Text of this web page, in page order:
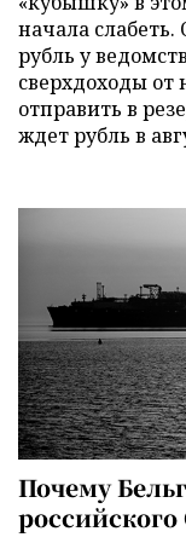
начала слабеть.
рубль у
сверхдоходы от
отправить в
ждет рубль в
Почему